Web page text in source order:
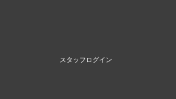
スタッフログイン